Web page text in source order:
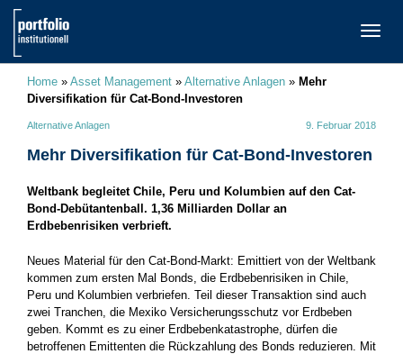
Home » Asset Management » Alternative Anlagen » Mehr
Diversifikation für Cat-Bond-Investoren
Alternative Anlagen 9. Februar 2018
Mehr Diversifikation für Cat-Bond-Investoren
Weltbank begleitet Chile, Peru und Kolumbien auf den Cat-
Bond-Debütantenball. 1,36 Milliarden Dollar an
Erdbebenrisiken verbrieft.
Neues Material für den Cat-Bond-Markt: Emittiert von der Weltbank
kommen zum ersten Mal Bonds, die Erdbebenrisiken in Chile,
Peru und Kolumbien verbriefen. Teil dieser Transaktion sind auch
zwei Tranchen, die Mexiko Versicherungsschutz vor Erdbeben
geben. Kommt es zu einer Erdbebenkatastrophe, dürfen die
betroffenen Emittenten die Rückzahlung des Bonds reduzieren. Mit